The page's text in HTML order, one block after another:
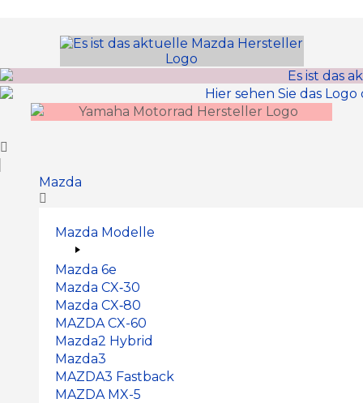
Mazda
Mazda Modelle
Mazda 6e
Mazda CX‑30
Mazda CX‑80
MAZDA CX-60
Mazda2 Hy­brid
Mazda3
MAZDA3 Fastback
MAZDA MX-5